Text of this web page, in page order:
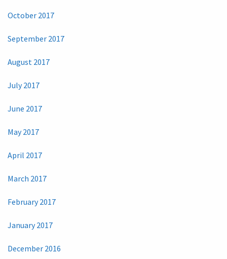
October 2017
September 2017
August 2017
July 2017
June 2017
May 2017
April 2017
March 2017
February 2017
January 2017
December 2016